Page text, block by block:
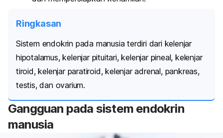
Ringkasan
Sistem endokrin pada manusia terdiri dari kelenjar
hipotalamus, kelenjar pituitari, kelenjar pineal, kelenjar
tiroid, kelenjar paratiroid, kelenjar adrenal, pankreas,
testis, dan ovarium.
Gangguan pada sistem endokrin
manusia